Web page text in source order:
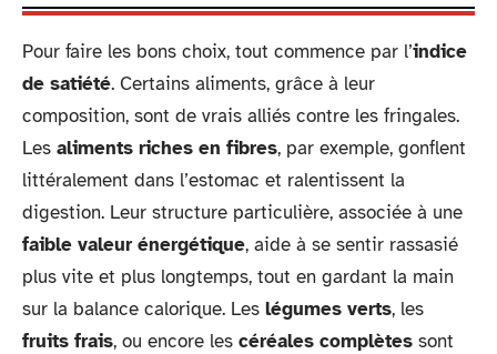
Pour faire les bons choix, tout commence par l’indice
de satiété. Certains aliments, grâce à leur
composition, sont de vrais alliés contre les fringales.
Les aliments riches en fibres, par exemple, gonflent
littéralement dans l’estomac et ralentissent la
digestion. Leur structure particulière, associée à une
faible valeur énergétique, aide à se sentir rassasié
plus vite et plus longtemps, tout en gardant la main
sur la balance calorique. Les légumes verts, les
fruits frais, ou encore les céréales complètes sont